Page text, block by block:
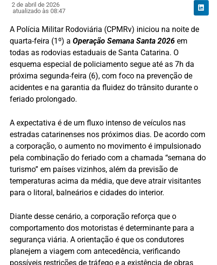
2 de abril de 2026
atualizado às 08:47
A Polícia Militar Rodoviária (CPMRv) iniciou na noite de
quarta-feira (1º) a Operação Semana Santa 2026 em
todas as rodovias estaduais de Santa Catarina. O
esquema especial de policiamento segue até as 7h da
próxima segunda-feira (6), com foco na prevenção de
acidentes e na garantia da fluidez do trânsito durante o
feriado prolongado.
A expectativa é de um fluxo intenso de veículos nas
estradas catarinenses nos próximos dias. De acordo com
a corporação, o aumento no movimento é impulsionado
pela combinação do feriado com a chamada “semana do
turismo” em países vizinhos, além da previsão de
temperaturas acima da média, que deve atrair visitantes
para o litoral, balneários e cidades do interior.
Diante desse cenário, a corporação reforça que o
comportamento dos motoristas é determinante para a
segurança viária. A orientação é que os condutores
planejem a viagem com antecedência, verificando
possíveis restrições de tráfego e a existência de obras